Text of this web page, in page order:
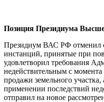
Позиция Президиума
Президиум ВАС РФ отменил
инстанций, принятые при
удовлетворил требования
недействительным с
продажи земельного
применении последствий
отправил на новое